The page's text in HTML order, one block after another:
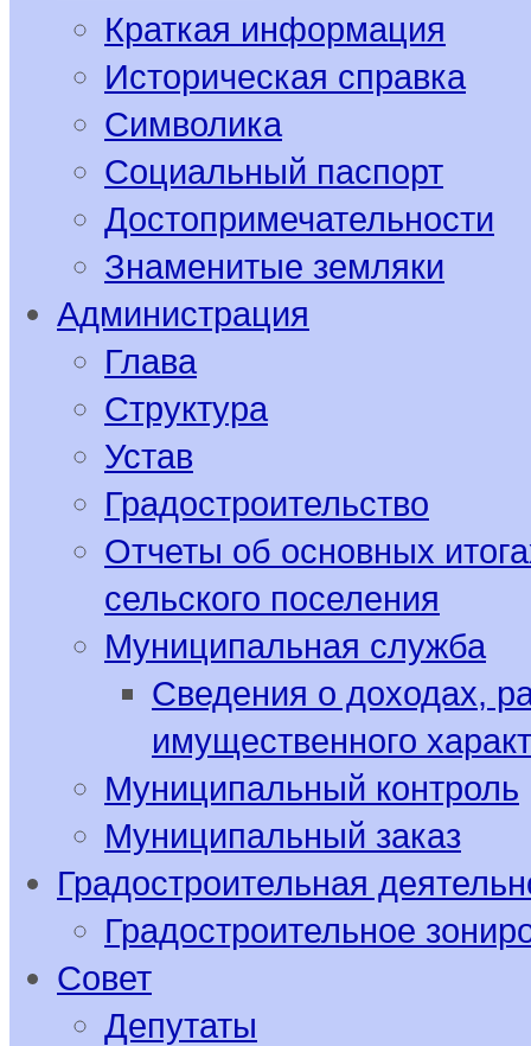
Краткая информация
Историческая справка
Символика
Социальный паспорт
Достопримечательности
Знаменитые земляки
Администрация
Глава
Структура
Устав
Градостроительство
Отчеты об основных
сельского поселения
Муниципальная служба
Сведения о доходах,
имущественного
Муниципальный контроль
Муниципальный заказ
Градостроительная
Градостроительное
Совет
Депутаты